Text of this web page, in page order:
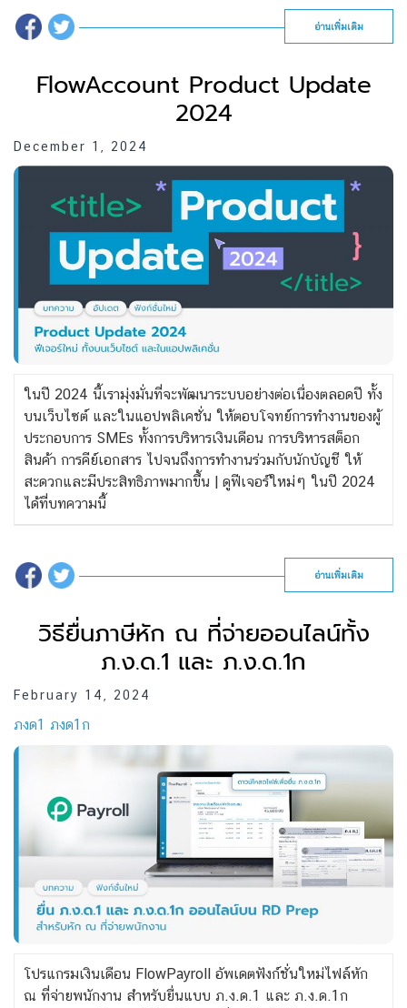
อ่านเพิ่มเติม
FlowAccount Product Update
2024
December 1, 2024
ในปี 2024 นี้เรามุ่งมั่นที่จะพัฒนาระบบอย่างต่อเนื่องตลอดปี ทั้ง
บนเว็บไซต์ และในแอปพลิเคชั่น ให้ตอบโจทย์การทำงานของผู้
ประกอบการ SMEs ทั้งการบริหารเงินเดือน การบริหารสต็อก
สินค้า การคีย์เอกสาร ไปจนถึงการทำงานร่วมกับนักบัญชี ให้
สะดวกและมีประสิทธิภาพมากขึ้น | ดูฟีเจอร์ใหม่ๆ ในปี 2024
ได้ที่บทความนี้
อ่านเพิ่มเติม
วิธียื่นภาษีหัก ณ ที่จ่ายออนไลน์ทั้ง
ภ.ง.ด.1 และ ภ.ง.ด.1ก
February 14, 2024
ภงด1 ภงด1ก
โปรแกรมเงินเดือน FlowPayroll อัพเดตฟังก์ชั่นใหม่ไฟล์หัก
ณ ที่จ่ายพนักงาน สำหรับยื่นแบบ ภ.ง.ด.1 และ ภ.ง.ด.1ก